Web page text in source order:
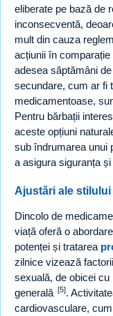
eliberate pe bază de
inconsecventă,
mult din cauza
acțiunii în
adesea săptămâni
secundare, cum ar fi
medicamentoase,
Pentru bărbații
aceste opțiuni
sub îndrumarea unui
a asigura siguranța
Ajustări ale stilului
Dincolo de
viață oferă o
potenței și tratarea
zilnice vizează
sexuală, de obicei
generală [5].
cardiovasculare,